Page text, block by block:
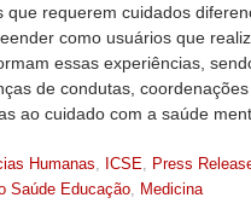
que requerem cuidados
como usuários que
essas experiências,
de condutas,
ao cuidado com a saúde
Humanas, ICSE, Press
Saúde Educação, Medicina